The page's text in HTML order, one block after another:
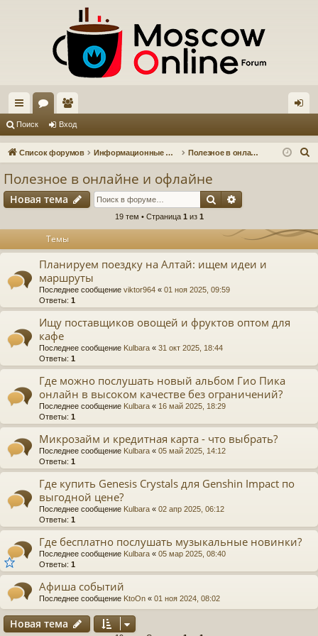
с
ы ум
ол
ьз
ел
и
д
Поиск Вход
Список форумов Информационные форумы Полезное в онлайне и офлайне
Полезное в онлайне и офлайне
Новая тема Поиск
19 тем • Страница 1 из 1
Темы
Планируем поездку на Алтай: ищем идеи и
маршруты
Последнее сообщение viktor964 « 01 ноя 2025, 09:59
Ответы: 1
Ищу поставщиков овощей и фруктов оптом для
кафе
Последнее сообщение Kulbara « 31 окт 2025, 18:44
Ответы: 1
Где можно послушать новый альбом Гио Пика
онлайн в высоком качестве без ограничений?
Последнее сообщение Kulbara « 16 май 2025, 18:29
Ответы: 1
Микрозайм и кредитная карта - что выбрать?
Последнее сообщение Kulbara « 05 май 2025, 14:12
Ответы: 1
Где купить Genesis Crystals для Genshin Impact по
выгодной цене?
Последнее сообщение Kulbara « 02 апр 2025, 06:12
Ответы: 1
Где бесплатно послушать музыкальные новинки?
Последнее сообщение Kulbara « 05 мар 2025, 08:40
Ответы: 1
Афиша событий
Последнее сообщение KtoOn « 01 ноя 2024, 08:02
Новая тема